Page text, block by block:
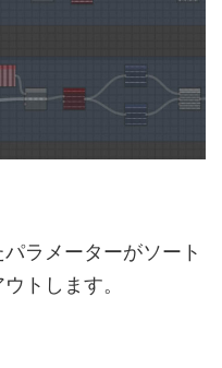
ラメーターがソート
トします。